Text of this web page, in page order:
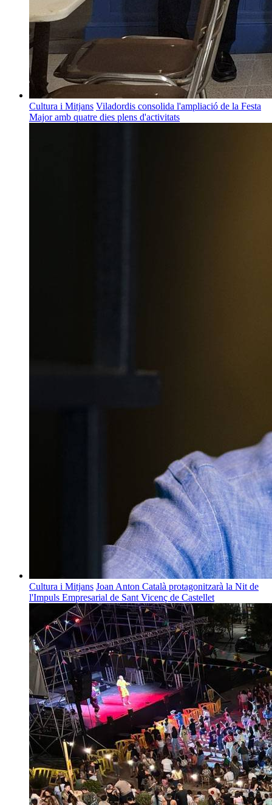
Cultura i Mitjans Viladordis consolida l'ampliació de la Festa
Major amb quatre dies plens d'activitats
Cultura i Mitjans Joan Anton Català protagonitzarà la Nit de
l'Impuls Empresarial de Sant Vicenç de Castellet